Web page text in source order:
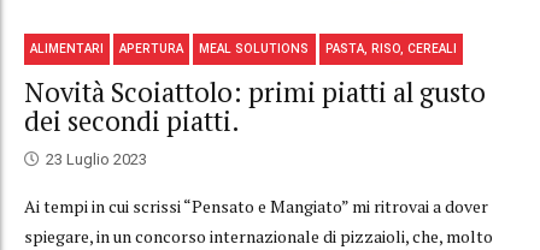
ALIMENTARI APERTURA MEAL SOLUTIONS PASTA, RISO, CEREALI
Novità Scoiattolo: primi piatti al gusto
dei secondi piatti.
23 Luglio 2023
Ai tempi in cui scrissi “Pensato e Mangiato” mi ritrovai a dover
spiegare, in un concorso internazionale di pizzaioli, che, molto